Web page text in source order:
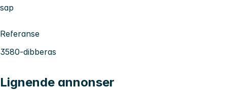
sap
Referanse
3580-dibberas
Lignende annonser